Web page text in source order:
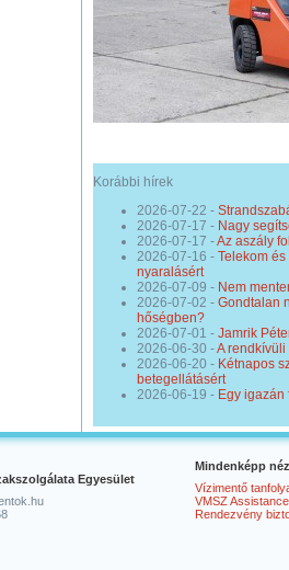
Korábbi hírek
2026-07-22 -
2026-07-17 - Nagy
2026-07-17 -Az aszály
2026-07-16 - Telekom
nyaralásért
2026-07-09 - Nem
2026-07-02 - Gondtalan
hőségben?
2026-07-01 - Jamrik
2026-06-30 -A rendkívüli
2026-06-20 - Kétnapos
betegellátásért
2026-06-19 - Egy igazán
Egyesület
Mindenképp
Vízimentő
VMSZ
Rendezvény